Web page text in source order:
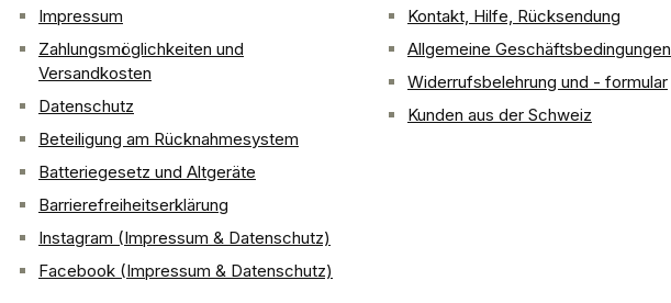
Impressum
Zahlungsmöglichkeiten und
Versandkosten
Datenschutz
Beteiligung am Rücknahmesystem
Batteriegesetz und Altgeräte
Barrierefreiheitserklärung
Instagram (Impressum & Datenschutz)
Facebook (Impressum & Datenschutz)
Kontakt, Hilfe, Rücksendung
Allgemeine Geschäftsbedingungen
Widerrufsbelehrung und - formular
Kunden aus der Schweiz